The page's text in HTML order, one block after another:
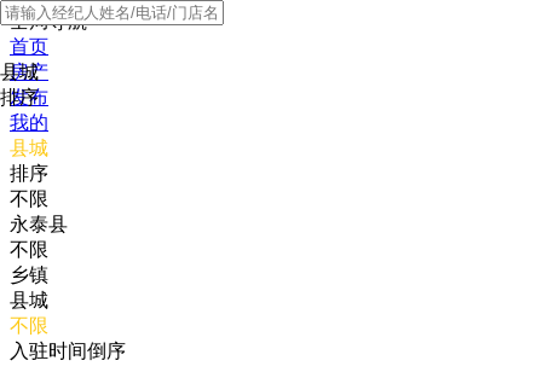
全局导航
首页
房产
发布
我的
县城
排序
县城
排序
不限
永泰县
不限
乡镇
县城
不限
入驻时间倒序